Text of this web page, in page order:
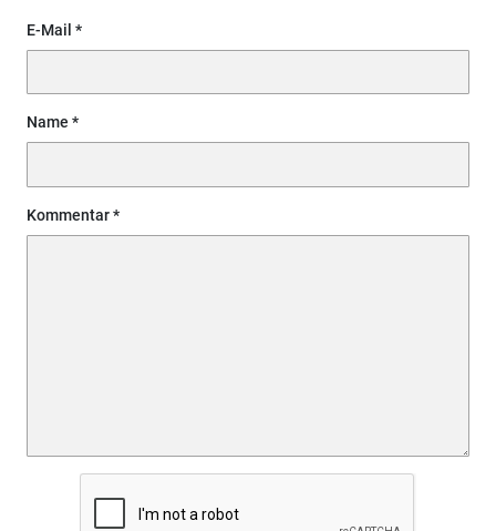
E-Mail
Name
Kommentar